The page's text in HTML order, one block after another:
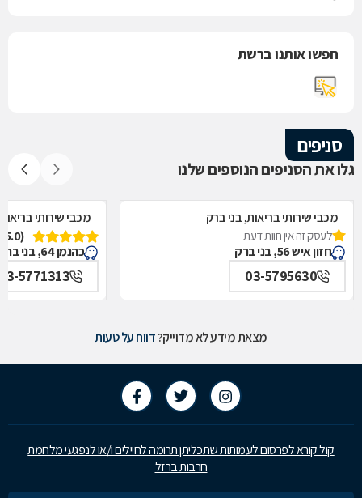
חפשו אותנו ברשת
סניפים
גלו את הסניפים הנוספים שלנו
מכבי שירותי בריאות, בני ברק
לעסק זה אין חוות דעת
חזון איש 56, בני ברק
03-5795630
מכבי שירותי
(5.0)
כהנמן 64, בני ברק
5771313
מצאת מידע לא מדוייק?דווח על טעות
קול קורא לפרסום לעמותות שתכליתן תרומה לחיילים ו/או לנפגעי מלחמת
חרבות ברזל